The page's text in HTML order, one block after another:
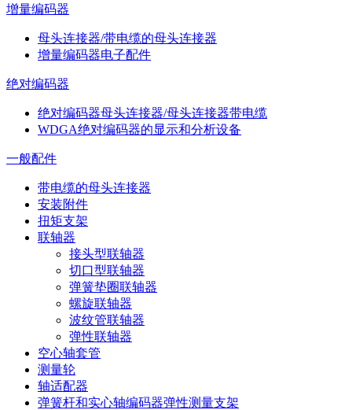
增量编码器
母头连接器/带电缆的母头连接器
增量编码器电子配件
绝对编码器
绝对编码器母头连接器/母头连接器带电缆
WDGA绝对编码器的显示和分析设备
一般配件
带电缆的母头连接器
安装附件
扭矩支架
联轴器
接头型联轴器
切口型联轴器
弹簧垫圈联轴器
螺旋联轴器
波纹管联轴器
弹性联轴器
空心轴套管
测量轮
轴适配器
弹簧杆和实心轴编码器弹性测量支架